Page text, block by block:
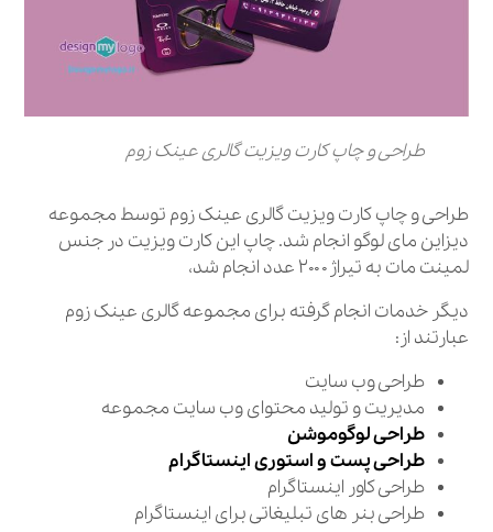
طراحی و چاپ کارت ویزیت گالری عینک زوم
طراحی و چاپ کارت ویزیت گالری عینک زوم توسط مجموعه
دیزاین مای لوگو انجام شد. چاپ این کارت ویزیت در جنس
لمینت مات به تیراژ۲۰۰۰ عدد انجام شد،
دیگر خدمات انجام گرفته برای مجموعه گالری عینک زوم
عبارتند از:
طراحی وب سایت
مدیریت و تولید محتوای وب سایت مجموعه
طراحی لوگوموشن
طراحی پست و استوری اینستاگرام
طراحی کاور اینستاگرام
طراحی بنر های تبلیغاتی برای اینستاگرام